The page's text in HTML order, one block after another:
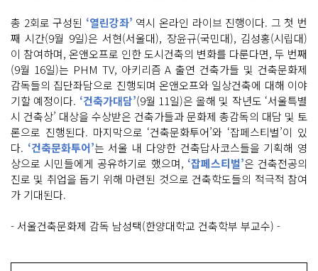
총 2회로 구성된 ‘열린강좌’ 역시 온라인 라이브 진행이다. 그 첫 번
째 시간(9월 9일)은 서현(서울대), 장윤규(국민대), 김성홍(시립대)
이 참여하며, 온앤오프로 인한 도시건축의 변화를 다룬다면, 두 번째
(9월 16일)는 PHM TV, 아키리즘 A 출연 건축가들 및 건축문화제
감독들의 집단좌담으로 진행되며 온앤오프와 일상건축에 대해 이야
기할 예정이다. ‘건축가대담’(9월 11일)은 올해 및 작년도 ‘서울특별
시 건축상’ 대상을 수상받은 건축가들과 문화제 총감독의 대담 및 토
론으로 진행된다. 마지막으로 ‘건축문화투어’와 ‘잡페스티벌’이 있
다. ‘건축문화투어’는 서울 내 다양한 건축답사코스들을 기획해 영
상으로 시민들에게 공유하기로 했으며, ‘잡페스티벌’은 건축전공의
진로 및 취업을 돕기 위해 마련된 것으로 건축학도들의 적극적 참여
가 기대된다.
- 서울건축문화제 감독 남성택(한양대학교 건축학부 부교수) -